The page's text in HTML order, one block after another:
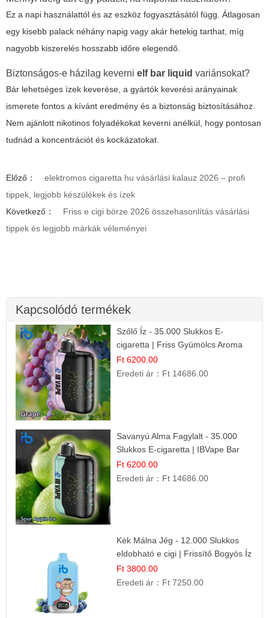
Ez a napi használattól és az eszköz fogyasztásától függ. Átlagosan
egy kisebb palack néhány napig vagy akár hetekig tarthat, míg
nagyobb kiszerelés hosszabb időre elegendő.
Biztonságos-e házilag keverni elf bar liquid variánsokat?
Bár lehetséges ízek keverése, a gyártók keverési arányainak
ismerete fontos a kívánt eredmény és a biztonság biztosításához.
Nem ajánlott nikotinos folyadékokat keverni anélkül, hogy pontosan
tudnád a koncentrációt és kockázatokat.
Előző：
elektromos cigaretta hu vásárlási kalauz 2026 – profi
tippek, legjobb készülékek és ízek
Következő：
Friss e cigi börze 2026 összehasonlítás vásárlási
tippek és legjobb márkák véleményei
Kapcsolódó termékek
Szőlő Íz - 35.000 Slukkos E-
cigaretta | Friss Gyümölcs Aroma
Ft 6200.00
Eredeti ár： Ft 14686.00
Savanyú Alma Fagylalt - 35.000
Slukkos E-cigaretta | IBVape Bar
Ft 6200.00
Eredeti ár： Ft 14686.00
Kék Málna Jég - 12.000 Slukkos
eldobható e cigi | Frissítő Bogyós Íz
Ft 3800.00
Eredeti ár： Ft 7250.00